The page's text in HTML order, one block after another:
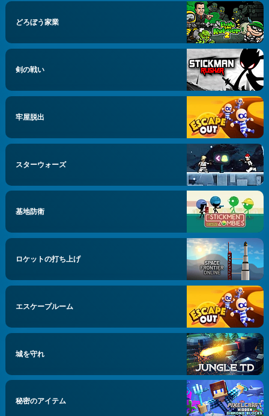
どろぼう家業
剣の戦い
牢屋脱出
スターウォーズ
基地防衛
ロケットの打ち上げ
エスケープルーム
城を守れ
秘密のアイテム